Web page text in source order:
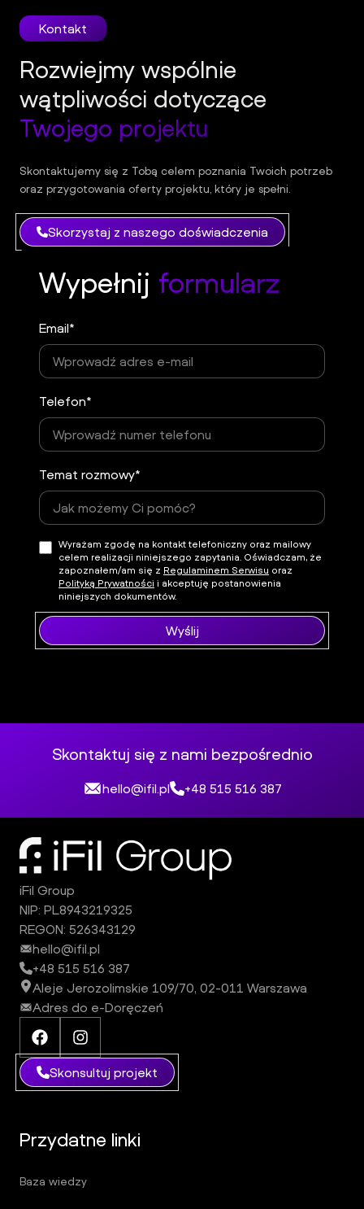
Kontakt
Rozwiejmy wspólnie
wątpliwości dotyczące
Twojego projektu
Skontaktujemy się z Tobą celem poznania Twoich potrzeb
oraz przygotowania oferty projektu, który je spełni.
Skorzystaj z naszego doświadczenia
Wypełnij formularz
Email*
Telefon*
Temat rozmowy*
Wyrażam zgodę na kontakt telefoniczny oraz mailowy
celem realizacji niniejszego zapytania. Oświadczam, że
zapoznałem/am się z Regulaminem Serwisu oraz
Polityką Prywatności i akceptuję postanowienia
niniejszych dokumentów.
Wyślij
Skontaktuj się z nami bezpośrednio
hello@ifil.pl +48 515 516 387
iFil Group
NIP: PL8943219325
REGON: 526343129
hello@ifil.pl
+48 515 516 387
Aleje Jerozolimskie 109/70, 02-011 Warszawa
Adres do e-Doręczeń
Facebook iFil Group
Skonsultuj projekt
Przydatne linki
Baza wiedzy